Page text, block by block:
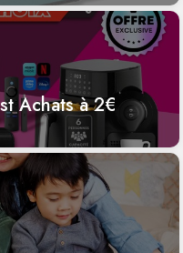
Achats à 2€